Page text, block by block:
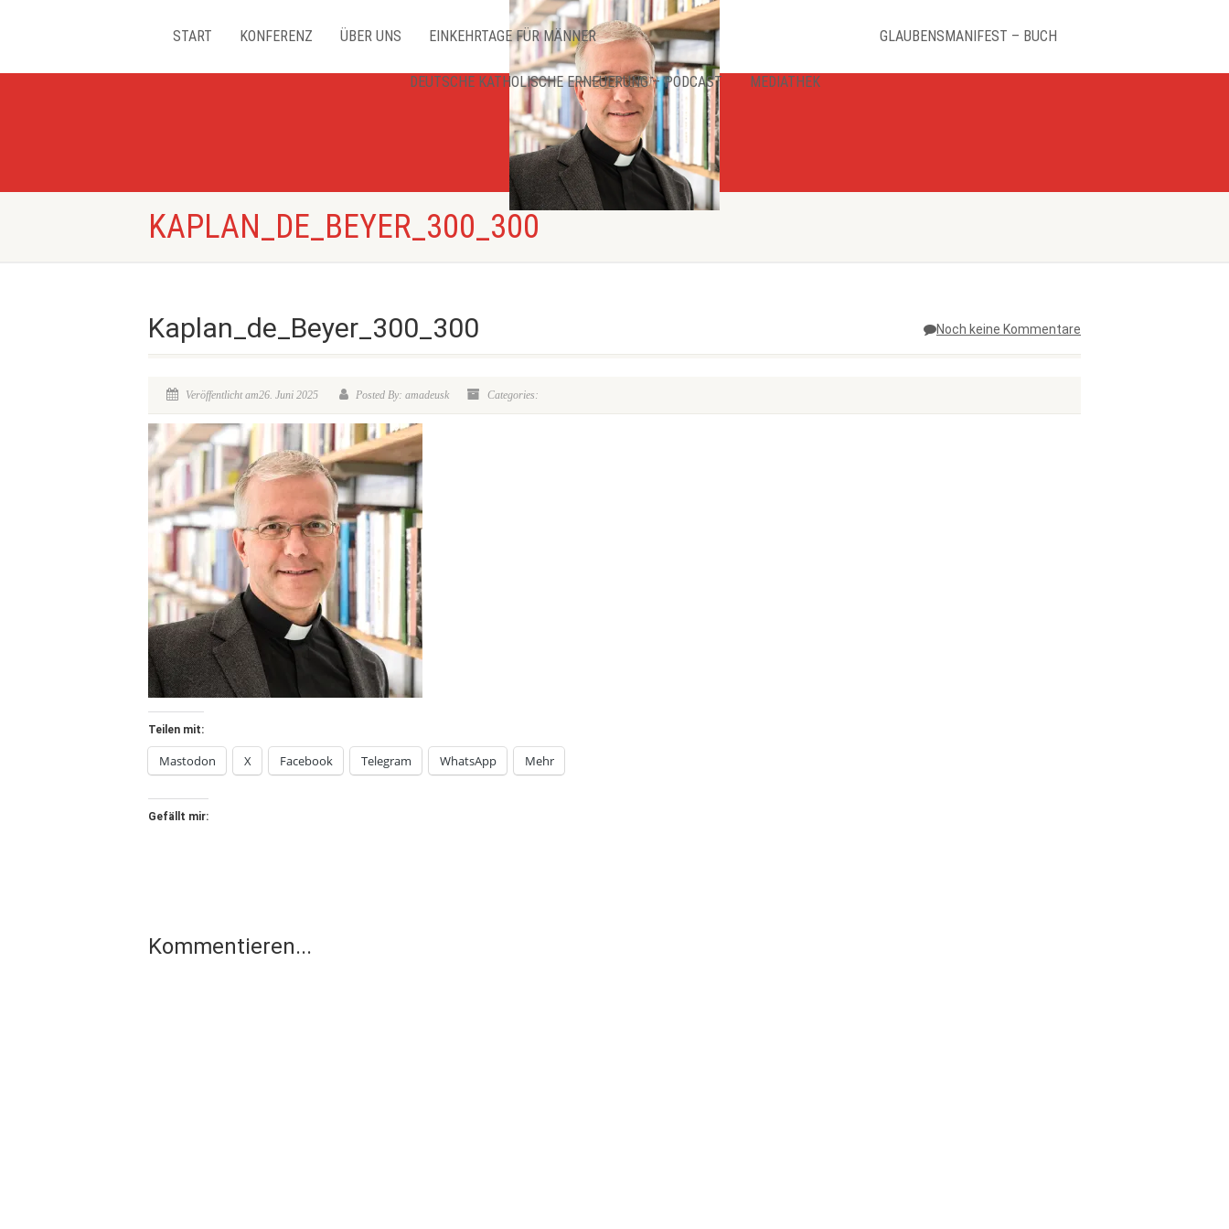
START KONFERENZ ÜBER UNS EINKEHRTAGE FÜR MÄNNER GLAUBENSMANIFEST – BUCH
DEUTSCHE KATHOLISCHE ERNEUERUNG – PODCAST MEDIATHEK
KAPLAN_DE_BEYER_300_300
Noch keine Kommentare
Kaplan_de_Beyer_300_300
Veröffentlicht am26. Juni 2025 Posted By: amadeusk Categories:
Teilen mit:
Mastodon X Facebook Telegram WhatsApp Mehr
Gefällt mir:
Kommentieren...